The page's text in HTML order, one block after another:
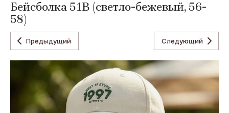
Коллекция
Flamenco
Коллекция
Noryalli
Коллекция
Dispacci
Коллекция
Concept
Бейсболка 51B (светло-бежевый, 56-
58)
Предыдущий Следующий